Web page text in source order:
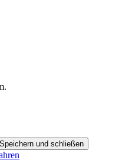
Speichern und schließen